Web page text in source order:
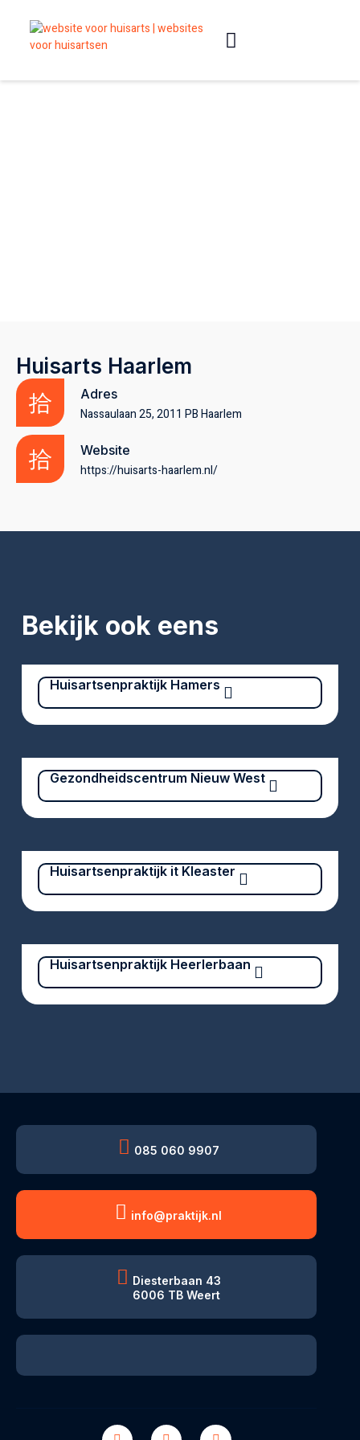
Huisarts Haarlem
Adres
Nassaulaan 25, 2011 PB Haarlem
Website
https://huisarts-haarlem.nl/
Bekijk ook eens
Huisartsenpraktijk Hamers
Gezondheidscentrum Nieuw West
Huisartsenpraktijk it Kleaster
Huisartsenpraktijk Heerlerbaan
085 060 9907
info@praktijk.nl
Diesterbaan 43
6006 TB Weert